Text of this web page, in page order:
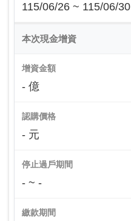
115/06/26 ~ 115/06/30
本次現金增資
增資金額
- 億
認購價格
- 元
停止過戶期間
- ~ -
繳款期間